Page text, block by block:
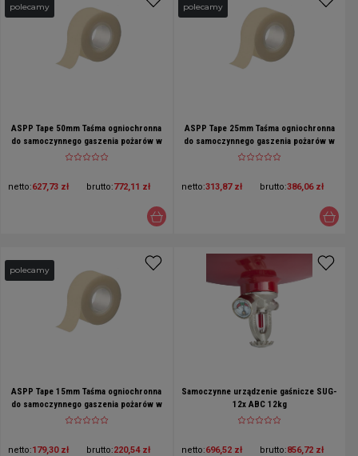
ASPP Tape 50mm Taśma ogniochronna
do samoczynnego gaszenia pożarów w
rozdzielnicach elektrycznych i
netto:627,73 zł brutto:772,11 zł
polecamy
ASPP Tape 25mm Taśma ogniochronna
do samoczynnego gaszenia pożarów w
rozdzielnicach elektrycznych i
netto:313,87 zł brutto:386,06 zł
polecamy
ASPP Tape 15mm Taśma ogniochronna
do samoczynnego gaszenia pożarów w
rozdzielnicach elektrycznych i
netto:179,30 zł brutto:220,54 zł
polecamy
Samoczynne urządzenie gaśnicze SUG-
12x ABC 12kg
netto:696,52 zł brutto:856,72 zł